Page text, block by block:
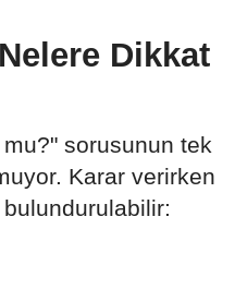
Dikkat
sorusunun tek
Karar verirken